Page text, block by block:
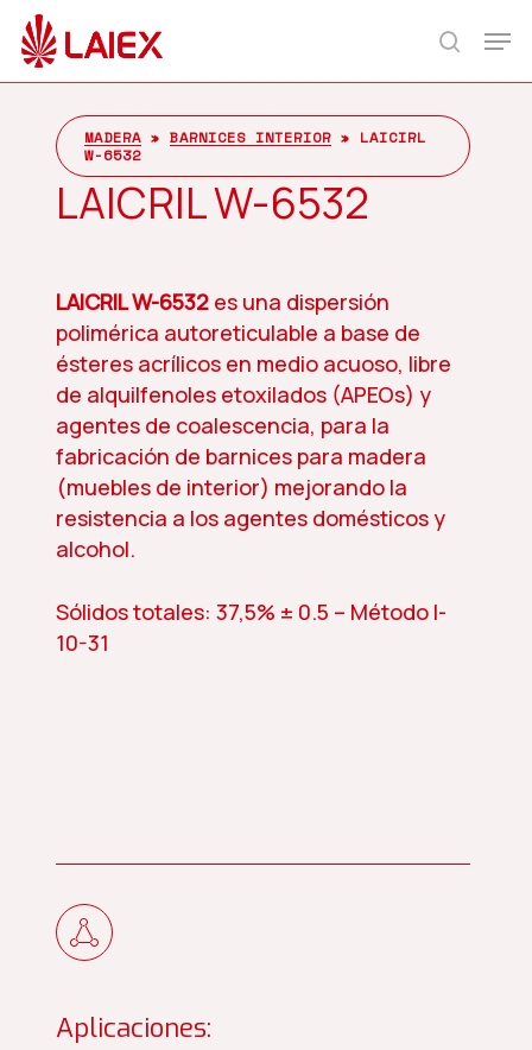
Skip
main
search
MADERA» BARNICES INTERIOR» LAICIRL
W-6532
LAICRIL W-6532
LAICRIL W-6532es una dispersión
polimérica autoreticulable a base de
ésteres acrílicos en medio acuoso, libre
de alquilfenoles etoxilados (APEOs) y
agentes de coalescencia, para la
fabricación de barnices para madera
(muebles de interior) mejorando la
resistencia a los agentes domésticos y
alcohol.
Sólidos totales: 37,5% ± 0.5 – Método I-
10-31
Aplicaciones: